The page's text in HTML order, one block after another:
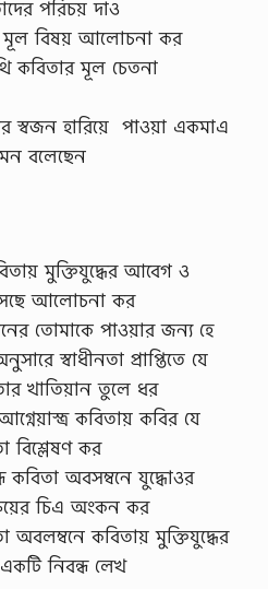
পরিচয় দাও
মূল বিষয় আলোচনা কর
কবিতার মূল চেতনা
স্বজন হারিয়ে পাওয়া একমাএ
বলেছেন
মুক্তিযুদ্ধের আবেগ ও
আলোচনা কর
তোমাকে পাওয়ার জন্য হে
স্বাধীনতা প্রাপ্তিতে যে
খাতিয়ান তুলে ধর
কবিতায় কবির যে
বিশ্লেষণ কর
কবিতা অবসম্বনে যুদ্ধোওর
চিএ অংকন কর
অবলম্বনে কবিতায় মুক্তিযুদ্ধের
নিবন্ধ লেখ